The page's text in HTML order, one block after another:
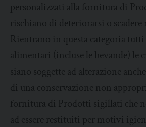
personalizzati alla fornitura di
rischiano di deteriorarsi o scadere
Rientrano in questa categoria
alimentari (incluse le bevande) le
siano soggette ad alterazione
di una conservazione non
fornitura di Prodotti sigillati che
ad essere restituiti per motivi